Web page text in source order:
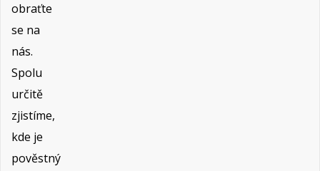
obraťte
se na
nás.
Spolu
určitě
zjistíme,
kde je
pověstný